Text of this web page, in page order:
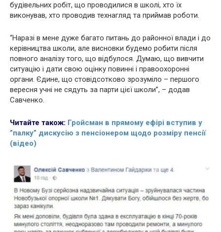
будівельних робіт, що проводилися в школі, хто їх
виконував, хто проводив технагляд та приймав роботи.
“Наразі в мене дуже багато питань до районної влади і до
керівництва школи, але висновки будемо робити після
повного аналізу того, що відбулося. Думаю, що вивчити
ситуацію і дати свою оцінку повинні і правоохоронні
органи. Єдине, що стовідсотково зрозуміло – першого
вересня учні не сядуть за парти цієї школи”, – додав
Савченко.
Читайте також: Гройсман в прямому ефірі вступив у
”палку” дискусію з пенсіонером щодо розміру пенсії
(відео)